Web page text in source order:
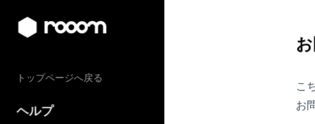
トップページへ戻る
ヘルプ
こ
お